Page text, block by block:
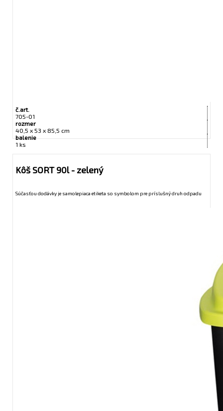
č.art.
705-01
rozmer
40,5 x 53 x 85,5 cm
balenie
1 ks
Kôš SORT 90l - zelený
Súčasťou dodávky je samolepiaca etiketa so symbolom pre príslušný druh odpadu